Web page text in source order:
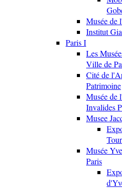
Musée de
Institut
Paris I
Les
Ville de
Cité de
Patrimoine
Musée de
Invalides
Musee
Tour
Musée
Paris